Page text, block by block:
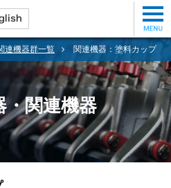
連機器群一覧 関連機器：塗料カップ
・関連機器